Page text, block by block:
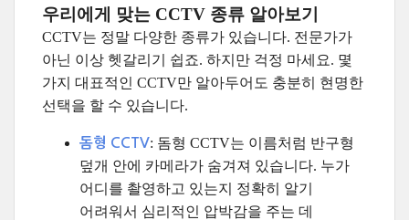
우리에게 맞는 CCTV 종류 알아보기
CCTV는 정말 다양한 종류가 있습니다. 전문가가
아닌 이상 헷갈리기 쉽죠. 하지만 걱정 마세요. 몇
가지 대표적인 CCTV만 알아두어도 충분히 현명한
선택을 할 수 있습니다.
돔형 CCTV: 돔형 CCTV는 이름처럼 반구형
덮개 안에 카메라가 숨겨져 있습니다. 누가
어디를 촬영하고 있는지 정확히 알기
어려워서 심리적인 압박감을 주는 데